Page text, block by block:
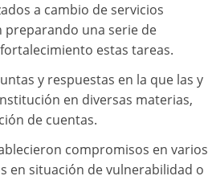
a cambio de servicios
preparando una serie de
estas tareas.
y respuestas en la que las y
en diversas materias,
de cuentas.
compromisos en varios
en situación de vulnerabilidad o